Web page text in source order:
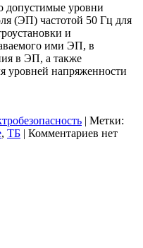
допустимые уровни
(ЭП) частотой 50 Гц для
и
ими ЭП, в
в ЭП, а также
уровней напряженности
| Метки:
, ТБ | Комментариев нет